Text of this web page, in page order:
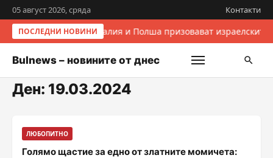
05 август 2026, сряда Контакти
ПОСЛЕДНИ НОВИНИИталия и Полша призовават
Bulnews – новините от днес
Ден: 19.03.2024
ЛЮБОПИТНО
Голямо щастие за едно от златните момичета: